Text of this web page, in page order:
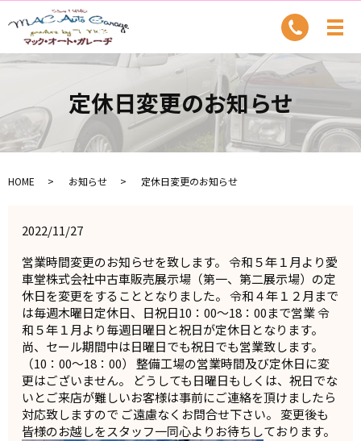
定休日変更のお知らせ
HOME お知らせ 定休日変更のお知らせ
2022/11/27
営業時間変更のお知らせを致します。 令和５年１月より愛
車堂株式会社中古車販売展示場（第一、第二展示場）の定
休日を変更をすることとなりました。 令和４年１２月まで
は毎週木曜日定休日、日祝日10：00～18：00まで営業 令
和５年１月より毎週日曜日と祝日が定休日となります。
尚、セール期間中は日曜日でも祝日でも営業致します。
（10：00～18：00） 整備工場の営業時間及び定休日に変
更はございません。 どうしても日曜日もしくは、祝日でな
いとご来店が難しいお客様は事前にご連絡を頂けましたら
対応致しますので ご遠慮なくお問合せ下さい。 変更後も
皆様のお越しをスタッフ一同心よりお待ちしております。